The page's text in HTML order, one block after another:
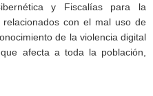
y Fiscalías para la
con el mal uso de
de la violencia digital
afecta a toda la población,